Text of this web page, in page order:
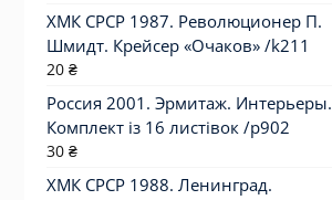
ХМК СРСР 1987. Революционер П.
Шмидт. Крейсер «Очаков» /k211
20 ₴
Россия 2001. Эрмитаж. Интерьеры.
Комплект із 16 листівок /р902
30 ₴
ХМК СРСР 1988. Ленинград.